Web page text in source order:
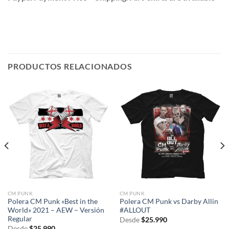
PRODUCTOS RELACIONADOS
CM PUNK
Polera CM Punk «Best in the
World» 2021 – AEW – Versión
Regular
CM PUNK
Polera CM Punk vs Darby Allin
#ALLOUT
Desde $25.990